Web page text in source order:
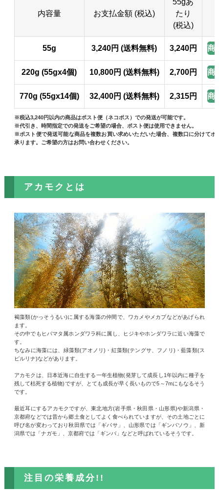
内容量 お支払金額 (税込)
たり
(税込)
55g 3,240円 (送料無料) 3,240円 商
220g (55gx4個) 10,800円 (送料無料) 2,700円 商
770g (55gx14個) 32,400円 (送料無料) 2,315円 商
※税込3,240円以内の商品はポスト便（ネコポス）での発送が可能です。
※代引き、時間指定での発送をご希望の場合、ポスト便は使用できません。
※ポスト便で発送可能な商品を複数お買い求めいただいた場合、複数口に分けてポ
承ります。ご希望の方はお問い合わせください。
アカモクとは
褐藻類(かっそうるい)に属する海藻の仲間で、ワカメやメカブなどがあげられ
ます。
その中でもヒバマタ属ホンダワラ科に属し、ヒジキやホンダワラに近い海藻で
す。
ちなみに海藻には、緑藻類(アオノリ)・紅藻類(テングサ、フノリ)・藍藻類(ス
ピルリナ)などがあります。
アカモクは、日本近海に自生する一年生植物(発芽して成長し1年以内に種子を
残して枯死する植物)ですが、とても成長が早く長いもので5～7mにもなるそう
です。
最近耳にするアカモクですが、東北地方(岩手県・秋田県・山形県)や新潟県・
京都府などでは昔から郷土食としてよく食べられていますが、その土地ごとに
呼び名が変わっており秋田県では「ギバサ」、山形県では「ギンバソウ」、新
潟県では「ナガモ」、京都府では「ギンバ」などと呼ばれているそうです。
注目の栄養成分!!